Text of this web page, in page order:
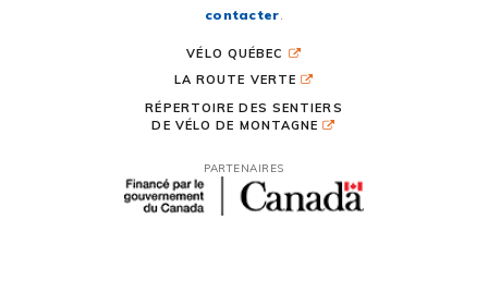
contacter.
VÉLO QUÉBEC
LA ROUTE VERTE
RÉPERTOIRE DES SENTIERS
DE VÉLO DE MONTAGNE
PARTENAIRES